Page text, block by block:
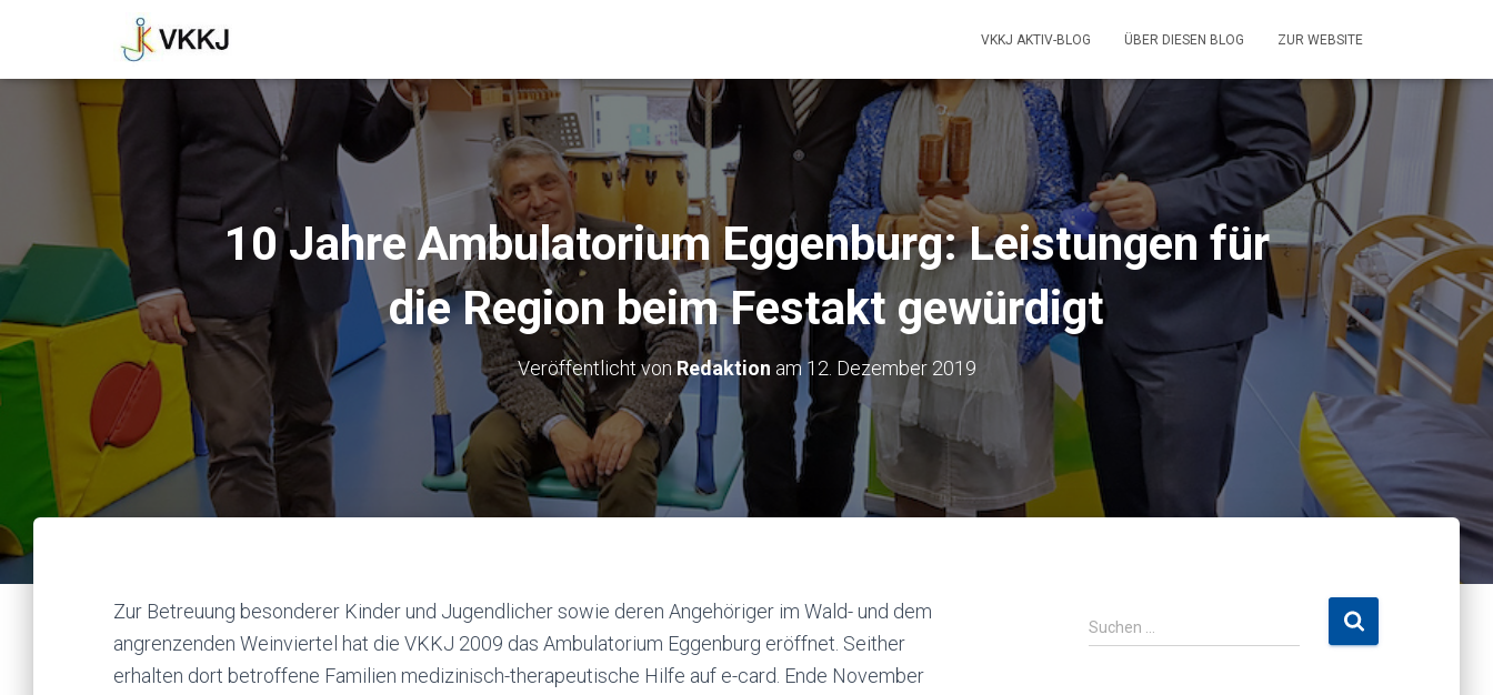
VKKJ AKTIV-BLOG ÜBER DIESEN BLOG ZUR WEBSITE
10 Jahre Ambulatorium Eggenburg: Leistungen für
die Region beim Festakt gewürdigt
Veröffentlicht vonRedaktion am 12. Dezember 2019
Zur Betreuung besonderer Kinder und Jugendlicher sowie deren Angehöriger im Wald- und dem
angrenzenden Weinviertel hat die VKKJ 2009 das Ambulatorium Eggenburg eröffnet. Seither
erhalten dort betroffene Familien medizinisch-therapeutische Hilfe auf e-card. Ende November
S
u
Suchen …